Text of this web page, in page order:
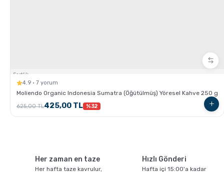
Sertlik:
4.9 · 7 yorum
Moliendo Organic Indonesia Sumatra (Öğütülmüş) Yöresel Kahve 250 g
625,00 TL425,00 TL %32
Her zaman en taze
Her hafta taze kavrulur,
Hızlı Gönderi
Hafta içi 15:00'a kadar